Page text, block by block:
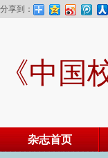
分享到：
《中国
杂志首页